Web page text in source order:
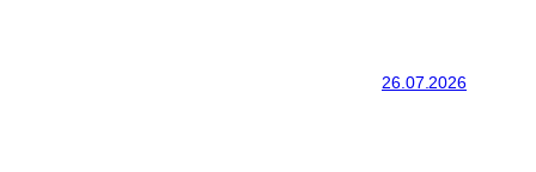
26.07.2026